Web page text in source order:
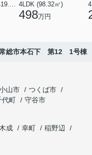
9DK＋2S(納戸) (419.56㎡) 4LDK (98.32㎡)
498万円
総市本石下 第12 1号棟
山市
つくば市
代町
守谷市
成 幸町
稲野辺